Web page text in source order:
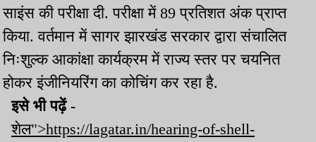
साइंस की परीक्षा दी. परीक्षा में 89 प्रतिशत अंक प्राप्त
किया. वर्तमान में सागर झारखंड सरकार द्वारा संचालित
निःशुल्क आकांक्षा कार्यक्रम में राज्य स्तर पर चयनित
होकर इंजीनियरिंग का कोचिंग कर रहा है.
इसे भी पढ़ें -
शेल">https://lagatar.in/hearing-of-shell-